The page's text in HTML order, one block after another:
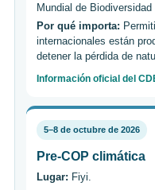
Mundial de
Por qué importa:
internacionales están
detener la pérdida de
Información oficial del
5–8 de octubre de 2026
Pre-COP climática
Lugar: Fiyi.